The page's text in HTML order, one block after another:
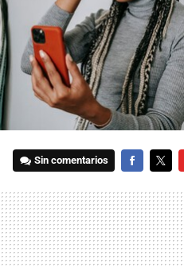
Sin comentarios